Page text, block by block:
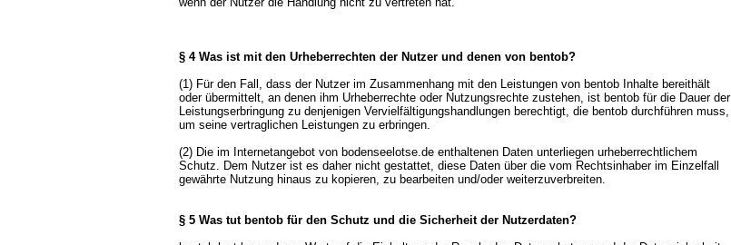
§ 4 Was ist mit den Urheberrechten der Nutzer und denen von bentob?
(1) Für den Fall, dass der Nutzer im Zusammenhang mit den Leistungen von bentob Inhalte bereithält
oder übermittelt, an denen ihm Urheberrechte oder Nutzungsrechte zustehen, ist bentob für die Dauer der
Leistungserbringung zu denjenigen Vervielfältigungshandlungen berechtigt, die bentob durchführen muss,
um seine vertraglichen Leistungen zu erbringen.
(2) Die im Internetangebot von bodenseelotse.de enthaltenen Daten unterliegen urheberrechtlichem
Schutz. Dem Nutzer ist es daher nicht gestattet, diese Daten über die vom Rechtsinhaber im Einzelfall
gewährte Nutzung hinaus zu kopieren, zu bearbeiten und/oder weiterzuverbreiten.
§ 5 Was tut bentob für den Schutz und die Sicherheit der Nutzerdaten?